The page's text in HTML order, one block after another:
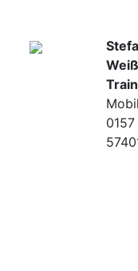
Weiß
0157